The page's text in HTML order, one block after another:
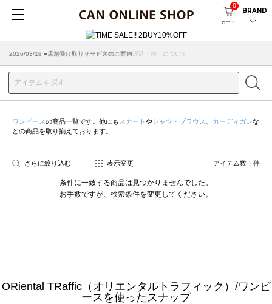
カート
0
BRAND
2026/07/29 ■【お知らせ】ヤマト運輸の配送遅延・停止について
2026/03/18 ■店舗受け取りサービスのご案内
ワンピースの商品一覧です。他にも スカート やシャツ・ブラウス カーディガンな
どの商品を取り揃えております。
さらに絞り込む 表示変更 アイテム数： 件
条件に一致する商品は見つかりませんでした。
お手数ですが、検索条件を変更してください。
ORiental TRaffic（オリエンタルトラフィック）/ワンピ
ースを使ったスナップ